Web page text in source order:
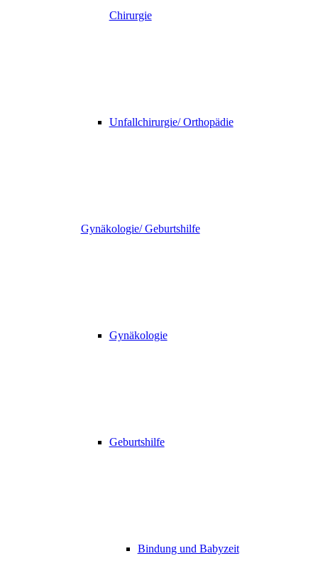
Chirurgie
Unfallchirurgie/ Orthopädie
Gynäkologie/ Geburtshilfe
Gynäkologie
Geburtshilfe
Bindung und Babyzeit